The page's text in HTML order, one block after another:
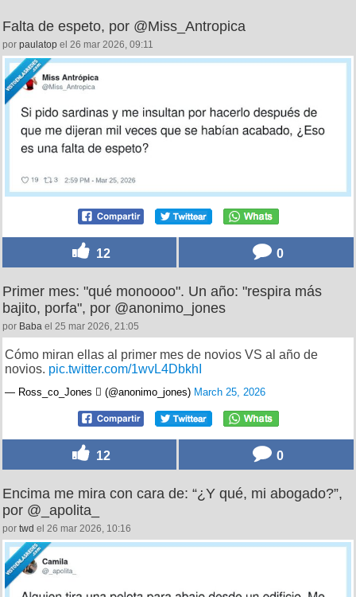
Falta de espeto, por @Miss_Antropica
por paulatop el 26 mar 2026, 09:11
12 0
Primer mes: "qué monoooo". Un año: "respira más
bajito, porfa", por @anonimo_jones
por Baba el 25 mar 2026, 21:05
Cómo miran ellas al primer mes de novios VS al año de
novios. pic.twitter.com/1wvL4DbkhI
— Ross_co_Jones  (@anonimo_jones) March 25, 2026
12 0
Encima me mira con cara de: “¿Y qué, mi abogado?”,
por @_apolita_
por twd el 26 mar 2026, 10:16